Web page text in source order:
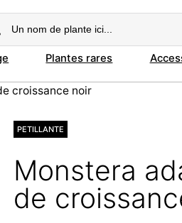
Plantes rares
croissance noir
PETILLANTE
Monstera
de